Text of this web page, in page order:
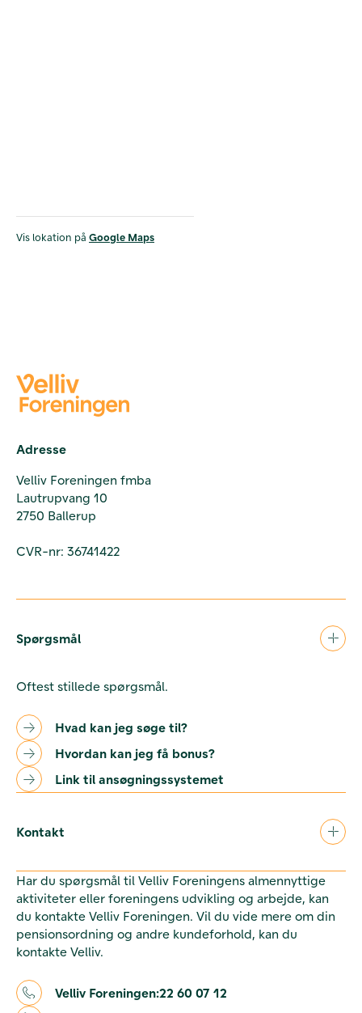
Vis lokation på Google Maps
Adresse
Velliv Foreningen fmba
Lautrupvang 10
2750 Ballerup
CVR-nr: 36741422
Spørgsmål
Oftest stillede spørgsmål.
Hvad kan jeg søge til?
Hvordan kan jeg få bonus?
Link til ansøgningssystemet
Kontakt
Har du spørgsmål til Velliv Foreningens almennyttige
aktiviteter eller foreningens udvikling og arbejde, kan
du kontakte Velliv Foreningen. Vil du vide mere om din
pensionsordning og andre kundeforhold, kan du
kontakte Velliv.
Velliv Foreningen:22 60 07 12